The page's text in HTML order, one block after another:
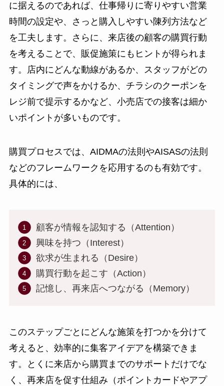
に据えるのであれば、仕事帰りに寄りやすい営業
時間の設定や、さっと購入しやすい陳列方法など
を工夫します。さらに、来店後の顧客の購買行動
を考えることで、販促施策にもヒントが得られま
す。店内にどんな動線があるか、スタッフがどの
タイミングで声をかけるか、チラシのクーポンを
レジ前で提示するかなど、小売店での接客は細か
いポイントが多いものです。
購買プロセスでは、AIDMAの法則やAISASの法則
などのフレームワークを応用するのも有効です。
具体的には、
顧客が情報を認知する（Attention）
興味を持つ（Interest）
欲求が生まれる（Desire）
購買行動を起こす（Action）
記憶し、再来店へつながる（Memory）
このステップごとにどんな施策を打つかを分けて
考えると、効率的に集客アイデアを構築できま
す。とくに来店から購買までのサポートだけでな
く、再来店を促す仕組み（ポイントカードやアプ